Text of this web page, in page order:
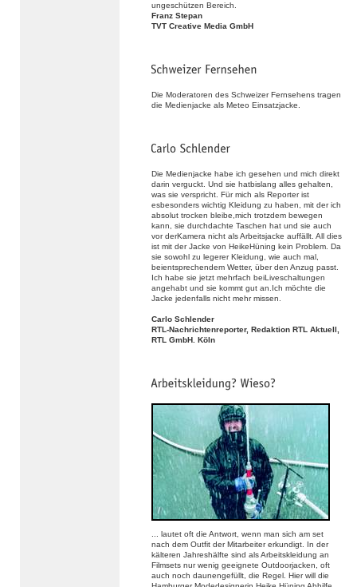
ungeschützen Bereich.
Franz Stepan
TVT Creative Media GmbH
Die Moderatoren des Schweizer Fernsehens tragen
die Medienjacke als Meteo Einsatzjacke.
Die Medienjacke habe ich gesehen und mich direkt
darin verguckt. Und sie hatbislang alles gehalten,
was sie verspricht. Für mich als Reporter ist
esbesonders wichtig Kleidung zu haben, mit der ich
absolut trocken bleibe,mich trotzdem bewegen
kann, sie durchdachte Taschen hat und sie auch
vor derKamera nicht als Arbeitsjacke auffällt. All dies
ist mit der Jacke von HeikeHüning kein Problem. Da
sie sowohl zu legerer Kleidung, wie auch mal,
beientsprechendem Wetter, über den Anzug passt.
Ich habe sie jetzt mehrfach beiLiveschaltungen
angehabt und sie kommt gut an.Ich möchte die
Jacke jedenfalls nicht mehr missen.
Carlo Schlender
RTL-Nachrichtenreporter, Redaktion RTL Aktuell,
RTL GmbH. Köln
... lautet oft die Antwort, wenn man sich am set
nach dem Outfit der Mitarbeiter erkundigt. In der
kälteren Jahreshälfte sind als Arbeitskleidung an
Filmsets nur wenig geeignete Outdoorjacken, oft
auch noch daunengefüllt, die Regel. Hier will die